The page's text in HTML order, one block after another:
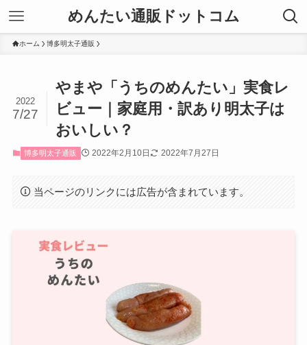
めんたい通販ドットコム
ホーム 博多明太子通販
やまや「うちのめんたい」実食レ
ビュー｜家庭用・訳あり明太子は
おいしい？
2022
7/27
博多明太子通販 2022年2月10日 2022年7月27日
当ページのリンクには広告が含まれています。